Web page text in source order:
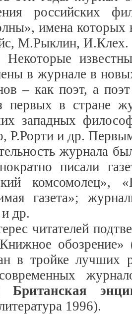
российских
имена
М.Рыклин, И.Клех.
известные в
в журнале в
– как поэт, а
в стране
западных
Р.Рорти и др.
журнала
писали
комсомолец»,
газета»;
др.
читателей
в тройке лучших
Британская
1996).